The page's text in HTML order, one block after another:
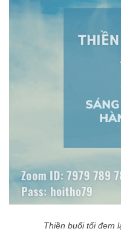
Thiền buổi tối đem